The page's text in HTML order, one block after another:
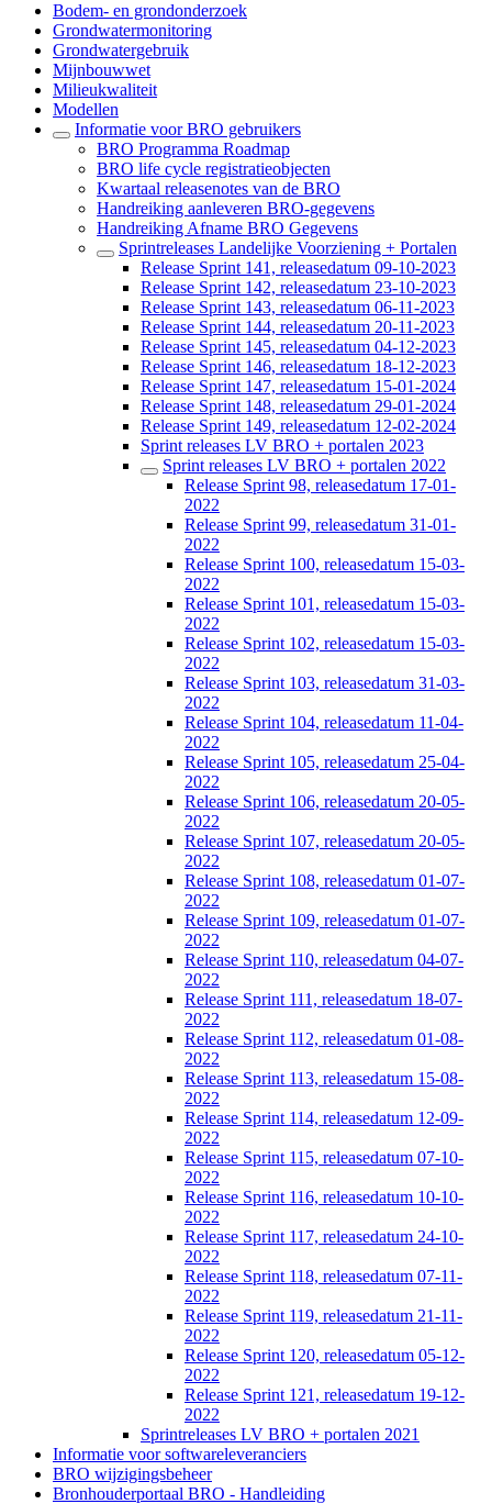
Bodem- en grondonderzoek
Grondwatermonitoring
Grondwatergebruik
Mijnbouwwet
Milieukwaliteit
Modellen
Informatie voor BRO gebruikers
BRO Programma Roadmap
BRO life cycle registratieobjecten
Kwartaal releasenotes van de BRO
Handreiking aanleveren BRO-gegevens
Handreiking Afname BRO Gegevens
Sprintreleases Landelijke Voorziening + Portalen
Release Sprint 141, releasedatum 09-10-2023
Release Sprint 142, releasedatum 23-10-2023
Release Sprint 143, releasedatum 06-11-2023
Release Sprint 144, releasedatum 20-11-2023
Release Sprint 145, releasedatum 04-12-2023
Release Sprint 146, releasedatum 18-12-2023
Release Sprint 147, releasedatum 15-01-2024
Release Sprint 148, releasedatum 29-01-2024
Release Sprint 149, releasedatum 12-02-2024
Sprint releases LV BRO + portalen 2023
Sprint releases LV BRO + portalen 2022
Release Sprint 98, releasedatum 17-01-
2022
Release Sprint 99, releasedatum 31-01-
2022
Release Sprint 100, releasedatum 15-03-
2022
Release Sprint 101, releasedatum 15-03-
2022
Release Sprint 102, releasedatum 15-03-
2022
Release Sprint 103, releasedatum 31-03-
2022
Release Sprint 104, releasedatum 11-04-
2022
Release Sprint 105, releasedatum 25-04-
2022
Release Sprint 106, releasedatum 20-05-
2022
Release Sprint 107, releasedatum 20-05-
2022
Release Sprint 108, releasedatum 01-07-
2022
Release Sprint 109, releasedatum 01-07-
2022
Release Sprint 110, releasedatum 04-07-
2022
Release Sprint 111, releasedatum 18-07-
2022
Release Sprint 112, releasedatum 01-08-
2022
Release Sprint 113, releasedatum 15-08-
2022
Release Sprint 114, releasedatum 12-09-
2022
Release Sprint 115, releasedatum 07-10-
2022
Release Sprint 116, releasedatum 10-10-
2022
Release Sprint 117, releasedatum 24-10-
2022
Release Sprint 118, releasedatum 07-11-
2022
Release Sprint 119, releasedatum 21-11-
2022
Release Sprint 120, releasedatum 05-12-
2022
Release Sprint 121, releasedatum 19-12-
2022
Sprintreleases LV BRO + portalen 2021
Informatie voor softwareleveranciers
BRO wijzigingsbeheer
Bronhouderportaal BRO - Handleiding